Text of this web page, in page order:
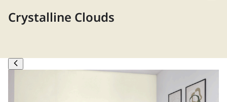
Crystalline Clouds